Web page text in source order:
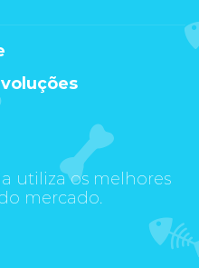
utiliza os melhores
mercado.